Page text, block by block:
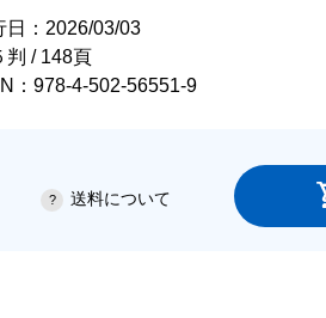
日：2026/03/03
判 / 148頁
：978-4-502-56551-9
送料について